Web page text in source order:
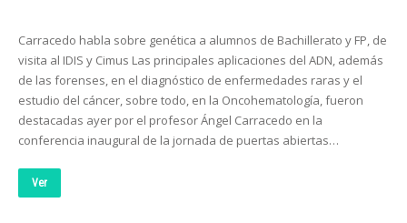
Carracedo habla sobre genética a alumnos de Bachillerato y FP, de
visita al IDIS y Cimus Las principales aplicaciones del ADN, además
de las forenses, en el diagnóstico de enfermedades raras y el
estudio del cáncer, sobre todo, en la Oncohematología, fueron
destacadas ayer por el profesor Ángel Carracedo en la
conferencia inaugural de la jornada de puertas abiertas…
Ver